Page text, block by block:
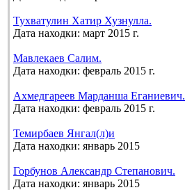
Тухватулин Хатир Хузнулла.
Дата находки: март 2015 г.
Мавлекаев Салим.
Дата находки: февраль 2015 г.
Ахмедгареев Марданша Еганиевич.
Дата находки: февраль 2015 г.
Темирбаев Янгал(л)и
Дата находки: январь 2015
Горбунов Александр Степанович.
Дата находки: январь 2015